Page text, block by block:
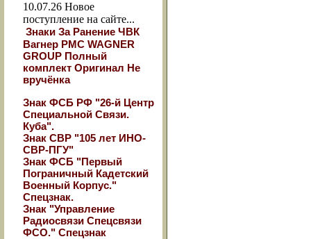
10.07.26 Новое
поступление на сайте...
Знаки За Ранение ЧВК
Вагнер РМС WAGNER
GROUP Полный
комплект Оригинал Не
вручёнка
Знак ФСБ РФ "26-й Центр
Специальной Связи.
Куба".
Знак СВР "105 лет ИНО-
СВР-ПГУ"
Знак ФСБ "Первый
Пограничный Кадетский
Военный Корпус."
Спецзнак.
Знак "Управление
Радиосвязи Спецсвязи
ФСО." Спецзнак